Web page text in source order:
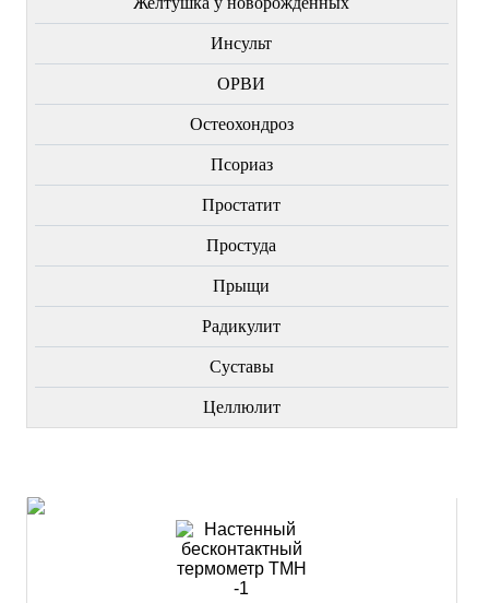
Инсульт
ОРВИ
Остеохондроз
Пcориаз
Простатит
Простуда
Прыщи
Радикулит
Суставы
Целлюлит